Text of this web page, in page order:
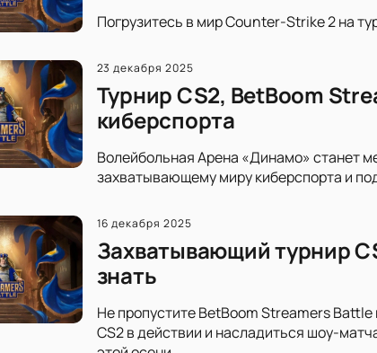
Погрузитесь в мир Counter-Strike 2 на
23 декабря 2025
Турнир CS2, BetBoom
киберспорта
Волейбольная Арена «Динамо» станет
захватывающему миру киберспорта и
16 декабря 2025
Захватывающий турнир
знать
Не пропустите BetBoom Streamers
CS2 в действии и насладиться шоу-